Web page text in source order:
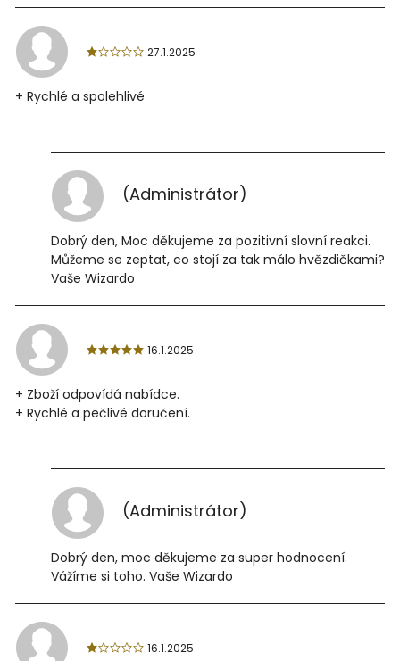
27.1.2025
+ Rychlé a spolehlivé
(Administrátor)
Dobrý den, Moc děkujeme za pozitivní slovní reakci.
Můžeme se zeptat, co stojí za tak málo hvězdičkami?
Vaše Wizardo
16.1.2025
+ Zboží odpovídá nabídce.
+ Rychlé a pečlivé doručení.
(Administrátor)
Dobrý den, moc děkujeme za super hodnocení.
Vážíme si toho. Vaše Wizardo
16.1.2025